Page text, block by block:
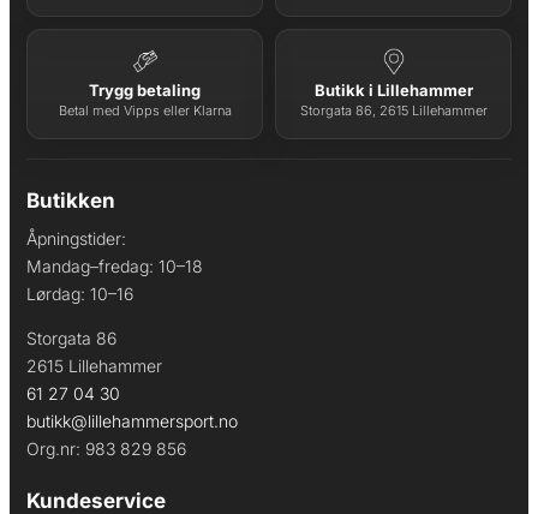
Trygg betaling
Betal med Vipps eller Klarna
Butikk i Lillehammer
Storgata 86, 2615 Lillehammer
Butikken
Åpningstider:
Mandag–fredag: 10–18
Lørdag: 10–16
Storgata 86
2615 Lillehammer
61 27 04 30
butikk@lillehammersport.no
Org.nr: 983 829 856
Kundeservice